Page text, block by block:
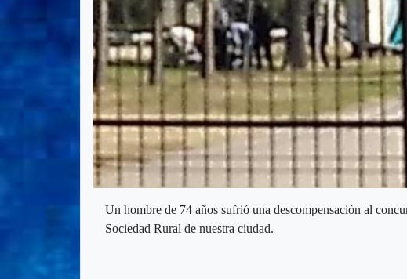
Un hombre de 74 años sufrió una descompensación al
Sociedad Rural de nuestra ciudad.